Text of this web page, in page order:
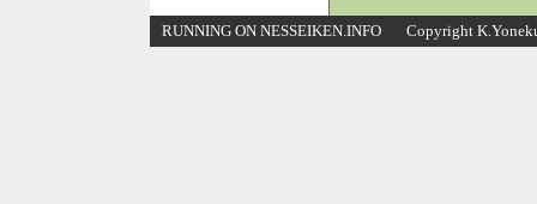
RUNNING ON NESSEIKEN.INFO Copyright